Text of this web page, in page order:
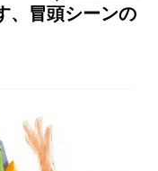
、冒頭シーンの